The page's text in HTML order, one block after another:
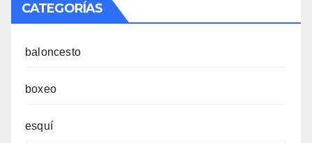
CATEGORÍAS
baloncesto
boxeo
esquí